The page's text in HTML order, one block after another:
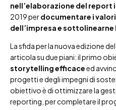
nell’elaborazione del
2019 perdocumentare i
dell’impresa e
La sfida per la nuova edizione
articola su due piani: il primo
storytelling efficaceed
progetti e degli impegni di
obiettivo è di ottimizzare la
reporting, per completare il